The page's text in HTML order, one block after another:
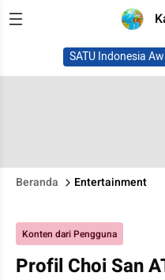
SATU Indonesia
Beranda Entertainment
Konten dari Pengguna
Profil Choi San